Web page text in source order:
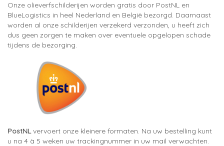
Onze olieverfschilderijen worden gratis door PostNL en
BlueLogistics in heel Nederland en België bezorgd. Daarnaast
worden al onze schilderijen verzekerd verzonden, u heeft zich
dus geen zorgen te maken over eventuele opgelopen schade
tijdens de bezorging.
PostNLvervoert onze kleinere formaten. Na uw bestelling kunt
u na 4 à 5 weken uw trackingnummer in uw mail verwachten.